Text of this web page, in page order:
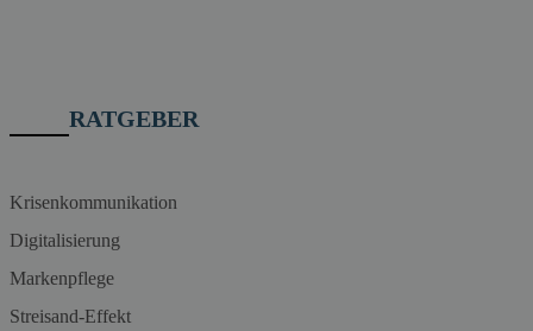
RATGEBER
Krisenkommunikation
Digitalisierung
Markenpflege
Streisand-Effekt